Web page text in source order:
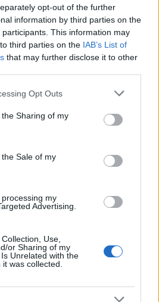
opt-out of the further
information by third parties on the
participants. This information may
third parties on the IAB’s List of
that may further disclose it to other
app uses one or more Google
usage behaviour. You may click to
Google and its third-party tags to
purposes in below Google
Opt Outs
Sharing of my
Sale of my
my
Advertising.
Use,
or Sharing of my
Unrelated with the
was collected.
Σομπιάνιν, πράγμα
αυτή τη μεγαλύτερη στη
πάνω από έναν χρόνο.
ότι 12 άνθρωποι
εκ των οποίων
υπέστησαν ζημιές. Η
δεν υπέστη ζημιές,
της Μόσχας.
επανδρωμένα εναέρια
πάνω από τη χώρα στη
σήμερα το πρωί.